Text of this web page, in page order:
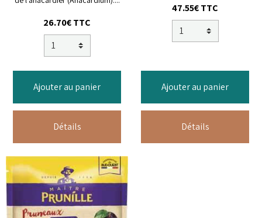
26.70€ TTC
Ajouter au panier
Détails
47.55€ TTC
Ajouter au panier
Détails